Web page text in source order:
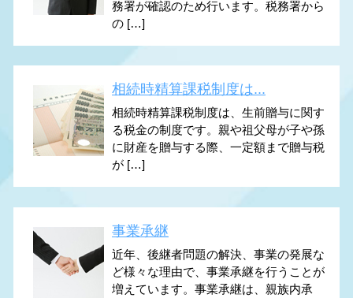
務署が確認のため行います。税務署から
の […]
相続時精算課税制度は...
相続時精算課税制度は、生前贈与に関す
る税金の制度です。親や祖父母が子や孫
に財産を贈与する際、一定額まで贈与税
が […]
事業承継
近年、後継者問題の解決、事業の発展な
ど様々な理由で、事業承継を行うことが
増えています。事業承継は、親族内承